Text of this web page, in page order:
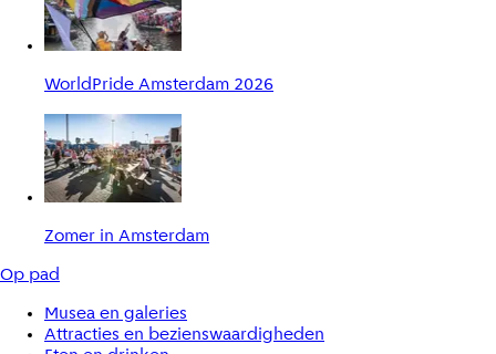
WorldPride Amsterdam 2026
Zomer in Amsterdam
Op pad
Musea en galeries
Attracties en bezienswaardigheden